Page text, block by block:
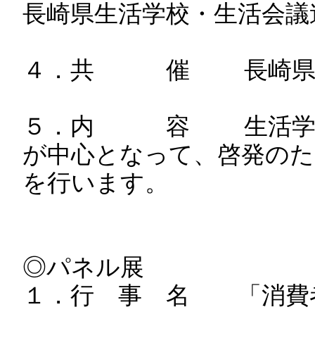
長崎県生活学校・生活会
４．共 催 長崎県、
５．内 容 生活学校
が中心となって、啓発の
を行います。
◎パネル展
１．行 事 名 「消費者